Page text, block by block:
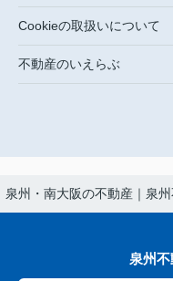
Cookieの取扱いについて
不動産のいえらぶ
泉州・南大阪の不動産｜泉
泉州